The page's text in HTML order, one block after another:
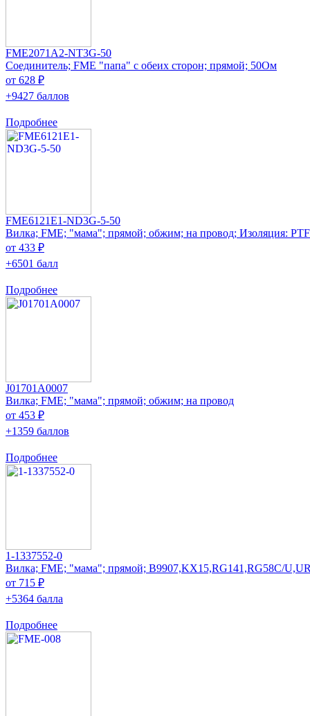
FME2071A2-NT3G-50
Соединитель; FME "папа" с обеих сторон; прямой; 50Ом
от 628 ₽
+9427 баллов
Подробнее
FME6121E1-ND3G-5-50
Вилка; FME; "мама"; прямой; обжим; на провод; Изоляция:
от 433 ₽
+6501 балл
Подробнее
J01701A0007
Вилка; FME; "мама"; прямой; обжим; на провод
от 453 ₽
+1359 баллов
Подробнее
1-1337552-0
Вилка; FME; "мама"; прямой; B9907,KX15,RG141,RG58C/
от 715 ₽
+5364 балла
Подробнее